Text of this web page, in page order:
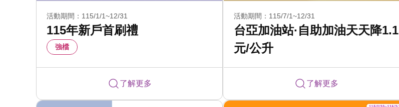
活動期間：115/1/1~12/31
115年新戶首刷禮
強檔
了解更多
活動期間：115/7/1~12/31
台亞加油站·自助加油天天降1.1
元/公升
了解更多